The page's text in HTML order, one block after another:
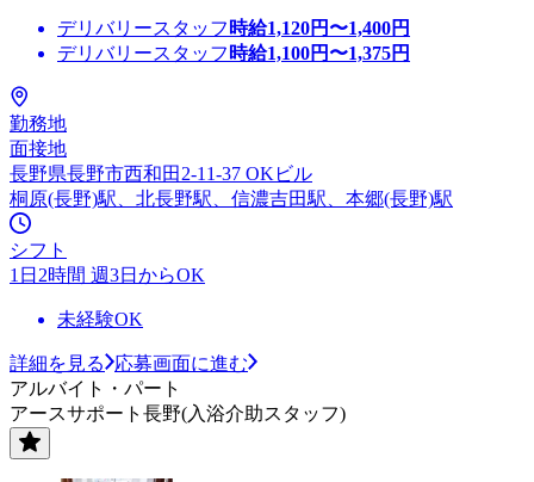
デリバリースタッフ 時給1,120円〜1,400円
デリバリースタッフ 時給1,100円〜1,375円
勤務地
面接地
長野県長野市西和田2-11-37 OKビル
桐原(長野)駅、北長野駅、信濃吉田駅、本郷(長野)駅
シフト
1日2時間 週3日からOK
未経験OK
詳細を見る
応募画面に進む
アルバイト・パート
アースサポート長野(入浴介助スタッフ)